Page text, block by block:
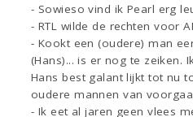
- Sowieso vind ik Pearl erg
- RTL wilde de rechten voor
- Kookt een (oudere) man
(Hans)... is er nog te zeiken.
Hans best galant lijkt tot nu
oudere mannen van
- Ik eet al jaren geen vlees